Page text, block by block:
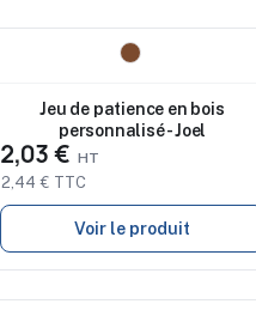
Jeu de patience en bois
personnalisé - Joel
2,03 €
2,44 € TTC
Voir le produit